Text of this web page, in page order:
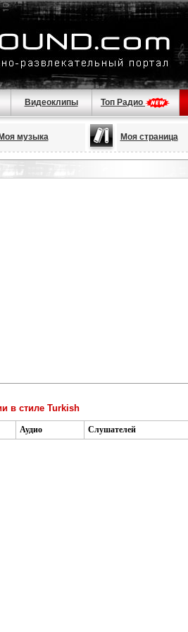
Видеоклипы Топ Радио
Моя музыка Моя страница
в стиле Turkish
Аудио Слушателей